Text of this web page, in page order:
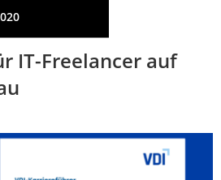
IT-Freelancer auf